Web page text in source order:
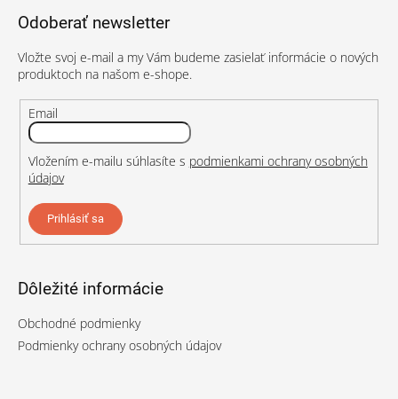
Odoberať newsletter
Vložte svoj e-mail a my Vám budeme zasielať informácie o nových
produktoch na našom e-shope.
Email
Vložením e-mailu súhlasíte s podmienkami ochrany osobných
údajov
Prihlásiť sa
Dôležité informácie
Obchodné podmienky
Podmienky ochrany osobných údajov